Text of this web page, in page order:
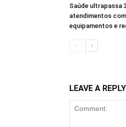
Saúde ultrapassa
atendimentos
equipamentos e
LEAVE A REPLY